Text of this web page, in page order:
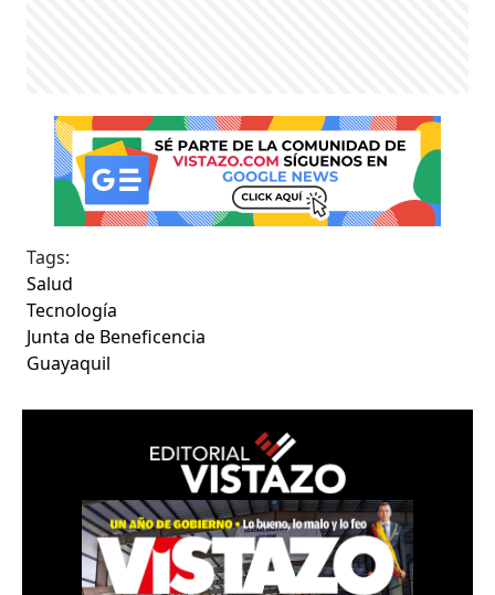
Tags:
Salud
Tecnología
Junta de Beneficencia
Guayaquil